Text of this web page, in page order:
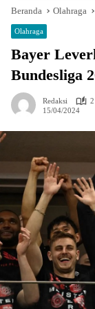
Beranda Olahraga
Olahraga
Bayer
Bundesliga
Redaksi
15/04/2024